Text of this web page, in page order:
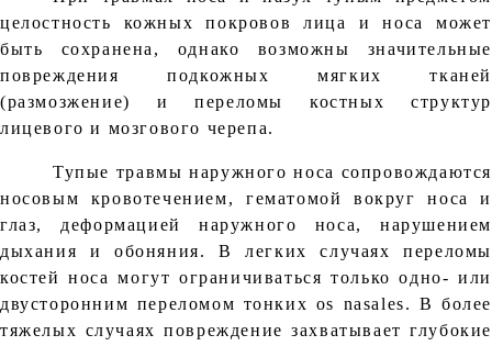
целостность кожных покровов лица и носа может
быть сохранена, однако возможны значительные
повреждения подкожных мягких тканей
(размозжение) и переломы костных структур
лицевого и мозгового черепа.
Тупые травмы наружного носа сопровождаются
носовым кровотечением, гематомой вокруг носа и
глаз, деформацией наружного носа, нарушением
дыхания и обоняния. В легких случаях переломы
костей носа могут ограничиваться только одно- или
двусторонним переломом тонких os nasales. В более
тяжелых случаях повреждение захватывает глубокие